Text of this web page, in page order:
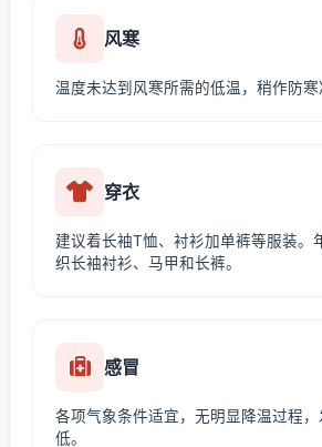
风寒
温度未达到风寒所需的低温，稍作防寒
穿衣
建议着长袖T恤、衬衫加单裤等服装。
织长袖衬衫、马甲和长裤。
感冒
各项气象条件适宜，无明显降温过程
低。